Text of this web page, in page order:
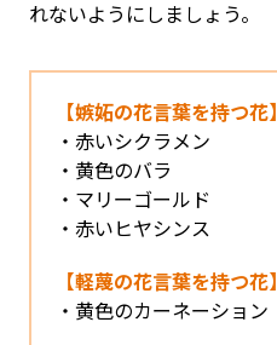
れないようにしましょう。
【嫉妬の花言葉を持つ花】
赤いシクラメン
黄色のバラ
マリーゴールド
赤いヒヤシンス
【軽蔑の花言葉を持つ花】
黄色のカーネーション